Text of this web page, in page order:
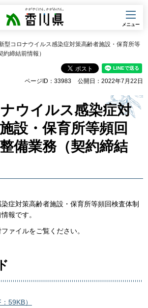
香川県
メニュー
型コロナウイルス感染症対策高齢者施設・保育所等
締結前情報）
ページID：33983 公開日：2022年7月22日
ウイルス感染症対
設・保育所等頻回
備業務（契約締結
症対策高齢者施設・保育所等頻回検査体制
報です。
ァイルをご覧ください。
59KB）